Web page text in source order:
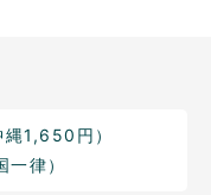
縄1,650円）
一律）